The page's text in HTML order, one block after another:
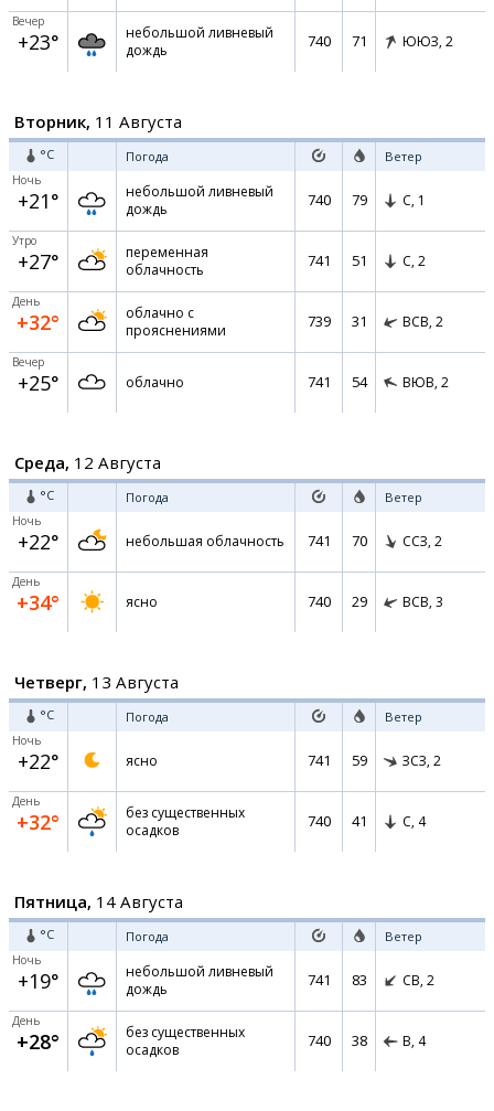
Вечер
+23°
небольшой ливневый
дождь
740 71 ЮЮЗ, 2
Вторник, 11 Августа
°C Погода Ветер
Ночь
+21°
небольшой ливневый
дождь
740 79 С, 1
Утро
+27°
переменная
облачность
741 51 С, 2
День
+32°
облачно с
прояснениями
739 31 ВСВ, 2
Вечер
+25° облачно 741 54 ВЮВ, 2
Среда, 12 Августа
°C Погода Ветер
Ночь
+22° небольшая облачность 741 70 ССЗ, 2
День
+34° ясно 740 29 ВСВ, 3
Четверг, 13 Августа
°C Погода Ветер
Ночь
+22° ясно 741 59 ЗСЗ, 2
День
+32°
без существенных
осадков
740 41 С, 4
Пятница, 14 Августа
°C Погода Ветер
Ночь
+19°
небольшой ливневый
дождь
741 83 СВ, 2
День
+28°
без существенных
осадков
740 38 В, 4